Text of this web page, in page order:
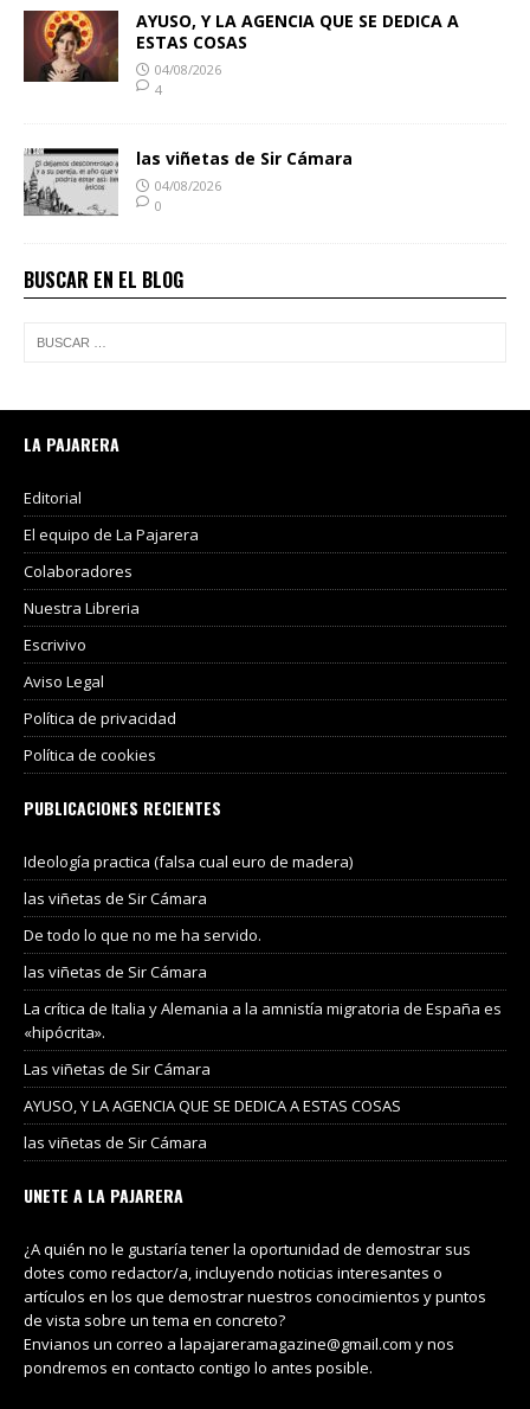
AYUSO, Y LA AGENCIA QUE SE DEDICA A
ESTAS COSAS
04/08/2026
4
las viñetas de Sir Cámara
04/08/2026
0
BUSCAR EN EL BLOG
LA PAJARERA
Editorial
El equipo de La Pajarera
Colaboradores
Nuestra Libreria
Escrivivo
Aviso Legal
Política de privacidad
Política de cookies
PUBLICACIONES RECIENTES
Ideología practica (falsa cual euro de madera)
las viñetas de Sir Cámara
De todo lo que no me ha servido.
las viñetas de Sir Cámara
La crítica de Italia y Alemania a la amnistía migratoria de España es
«hipócrita».
Las viñetas de Sir Cámara
AYUSO, Y LA AGENCIA QUE SE DEDICA A ESTAS COSAS
las viñetas de Sir Cámara
UNETE A LA PAJARERA
¿A quién no le gustaría tener la oportunidad de demostrar sus
dotes como redactor/a, incluyendo noticias interesantes o
artículos en los que demostrar nuestros conocimientos y puntos
de vista sobre un tema en concreto?
Envianos un correo a lapajareramagazine@gmail.com y nos
pondremos en contacto contigo lo antes posible.